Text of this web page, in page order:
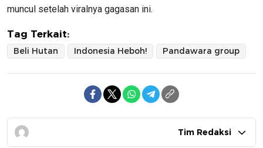
muncul setelah viralnya gagasan ini.
Tag Terkait:
Beli Hutan Indonesia Heboh! Pandawara group
Tim Redaksi